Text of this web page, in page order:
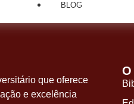
BLOG
que oferece
e excelência
O